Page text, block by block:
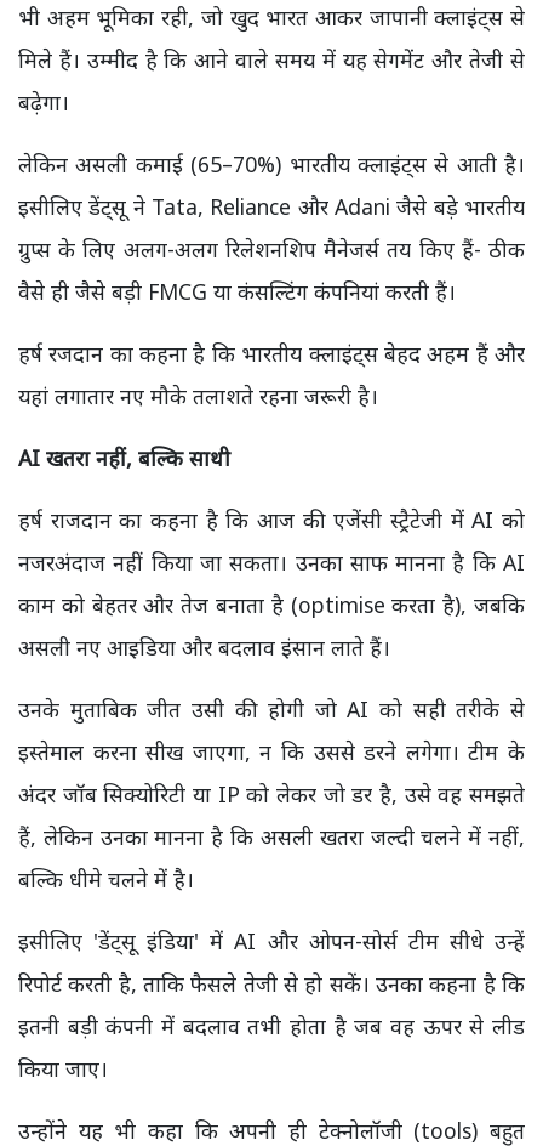
भी अहम भूमिका रही, जो खुद भारत आकर जापानी क्लाइंट्स से
मिले हैं। उम्मीद है कि आने वाले समय में यह सेगमेंट और तेजी से
बढ़ेगा।
लेकिन असली कमाई (65–70%) भारतीय क्लाइंट्स से आती है।
इसीलिए डेंट्सू ने Tata, Reliance और Adani जैसे बड़े भारतीय
ग्रुप्स के लिए अलग-अलग रिलेशनशिप मैनेजर्स तय किए हैं- ठीक
वैसे ही जैसे बड़ी FMCG या कंसल्टिंग कंपनियां करती हैं।
हर्ष रजदान का कहना है कि भारतीय क्लाइंट्स बेहद अहम हैं और
यहां लगातार नए मौके तलाशते रहना जरूरी है।
AI खतरा नहीं, बल्कि साथी
हर्ष राजदानका कहना है कि आज की एजेंसी स्ट्रैटेजी में AI को
नजरअंदाज नहीं किया जा सकता। उनका साफ मानना है कि AI
काम को बेहतर और तेज बनाता है (optimise करता है), जबकि
असली नए आइडिया और बदलाव इंसान लाते हैं।
उनके मुताबिक जीत उसी की होगी जो AI को सही तरीके से
इस्तेमाल करना सीख जाएगा, न कि उससे डरने लगेगा। टीम के
अंदर जॉब सिक्योरिटी या IP को लेकर जो डर है, उसे वह समझते
हैं, लेकिन उनका मानना है कि असली खतरा जल्दी चलने में नहीं,
बल्कि धीमे चलने में है।
इसीलिए 'डेंट्सू इंडिया' में AI और ओपन-सोर्स टीम सीधे उन्हें
रिपोर्ट करती है, ताकि फैसले तेजी से हो सकें। उनका कहना है कि
इतनी बड़ी कंपनी में बदलाव तभी होता है जब वह ऊपर से लीड
किया जाए।
उन्होंने यह भी कहा कि अपनी ही टेक्नोलॉजी (tools) बहुत